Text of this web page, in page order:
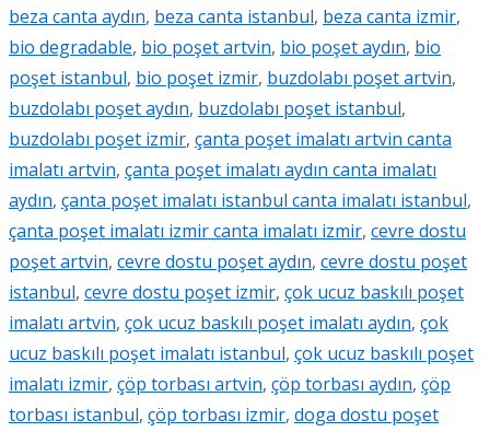
beza canta aydın, beza canta istanbul, beza canta izmir,
bio degradable, bio poşet artvin, bio poşet aydın, bio
poşet istanbul, bio poşet izmir, buzdolabı poşet artvin,
buzdolabı poşet aydın, buzdolabı poşet istanbul,
buzdolabı poşet izmir, çanta poşet imalatı artvin canta
imalatı artvin, çanta poşet imalatı aydın canta imalatı
aydın, çanta poşet imalatı istanbul canta imalatı istanbul,
çanta poşet imalatı izmir canta imalatı izmir, cevre dostu
poşet artvin, cevre dostu poşet aydın, cevre dostu poşet
istanbul, cevre dostu poşet izmir, çok ucuz baskılı poşet
imalatı artvin, çok ucuz baskılı poşet imalatı aydın, çok
ucuz baskılı poşet imalatı istanbul, çok ucuz baskılı poşet
imalatı izmir, çöp torbası artvin, çöp torbası aydın, çöp
torbası istanbul, çöp torbası izmir, doga dostu poşet